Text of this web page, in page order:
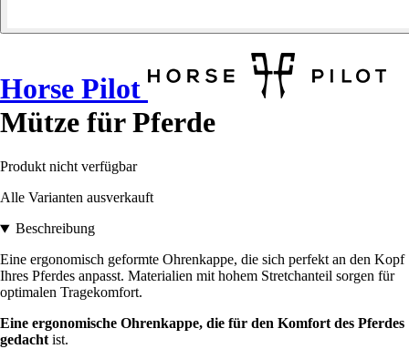
Horse Pilot
Mütze für Pferde
Produkt nicht verfügbar
Alle Varianten ausverkauft
Beschreibung
Eine ergonomisch geformte Ohrenkappe, die sich perfekt an den Kopf
Ihres Pferdes anpasst. Materialien mit hohem Stretchanteil sorgen für
optimalen Tragekomfort.
Eine ergonomische Ohrenkappe, die für den Komfort des Pferdes
gedachtist.